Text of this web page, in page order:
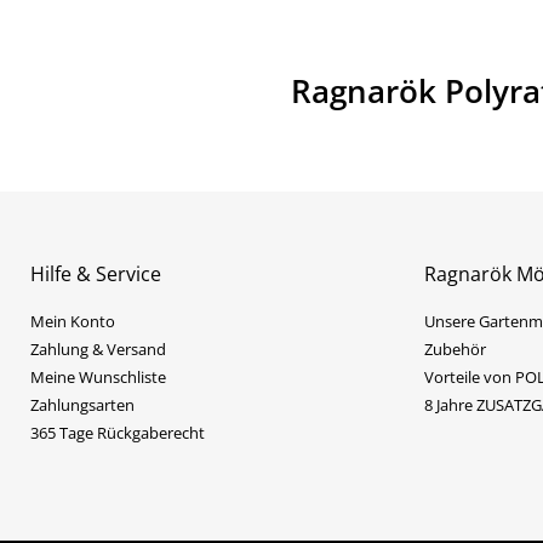
Ragnarök
Hilfe & Service
Mein Konto
Zahlung & Versand
Meine Wunschliste
Zahlungsarten
365 Tage Rückgaberecht
Ragnarök
Unsere
Zubehör
Vorteile von
8 Jahre